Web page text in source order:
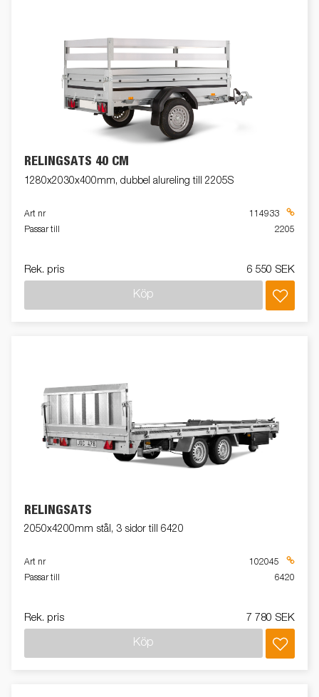
RELINGSATS 40 CM
1280x2030x400mm, dubbel alureling till 2205S
Art nr
114933
Passar till
2205
Rek. pris 6 550 SEK
Köp
RELINGSATS
2050x4200mm stål, 3 sidor till 6420
Art nr
102045
Passar till
6420
Rek. pris 7 780 SEK
Köp